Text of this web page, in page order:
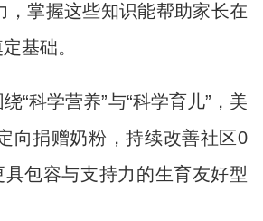
掌握这些知识能帮助家长在
基础。
科学营养”与“科学育儿”，美
向捐赠奶粉，持续改善社区0
包容与支持力的生育友好型